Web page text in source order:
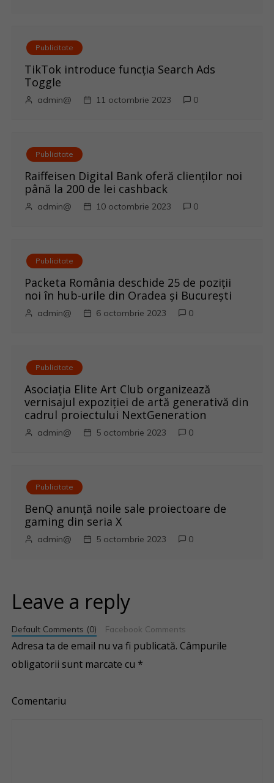
Publicitate
TikTok introduce funcția Search Ads
Toggle
admin@ 11 octombrie 2023 0
Publicitate
Raiffeisen Digital Bank oferă clienților noi
până la 200 de lei cashback
admin@ 10 octombrie 2023 0
Publicitate
Packeta România deschide 25 de poziții
noi în hub-urile din Oradea și București
admin@ 6 octombrie 2023 0
Publicitate
Asociația Elite Art Club organizează
vernisajul expoziției de artă generativă din
cadrul proiectului NextGeneration
admin@ 5 octombrie 2023 0
Publicitate
BenQ anunţă noile sale proiectoare de
gaming din seria X
admin@ 5 octombrie 2023 0
Leave a reply
Default Comments (0) Facebook Comments
Adresa ta de email nu va fi publicată. Câmpurile
obligatorii sunt marcate cu *
Comentariu